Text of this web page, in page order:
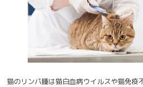
猫のリンパ腫は猫白血病ウイルスや猫免疫